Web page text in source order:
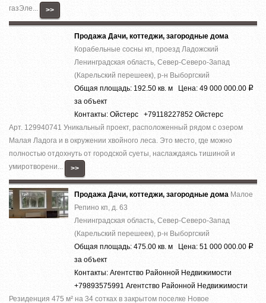
газЭле...
>>
Продажа Дачи, коттеджи, загородные дома
Корабельные сосны кп, проезд Ладожский
Ленинградская область, Север-Северо-Запад
(Карельский перешеек), р-н Выборгский
Общая площадь: 192.50 кв. м Цена: 49 000 000.00 Р
за объект
Контакты: Ойстерс +79118227852 Ойстерс
Арт. 129940741 Уникальный проект, расположенный рядом с озером
Малая Ладога и в окружении хвойного леса. Это место, где можно
полностью отдохнуть от городской суеты, наслаждаясь тишиной и
умиротворени...
>>
Продажа Дачи, коттеджи, загородные дома Малое
Репино кп, д. 63
Ленинградская область, Север-Северо-Запад
(Карельский перешеек), р-н Выборгский
Общая площадь: 475.00 кв. м Цена: 51 000 000.00 Р
за объект
Контакты: Агентство Районной Недвижимости
+79893575991 Агентство Районной Недвижимости
Резиденция 475 м² на 34 сотках в закрытом поселке Новое